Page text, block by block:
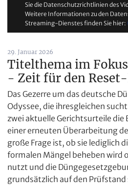
Sie die Datenschutzrichtlinien des
Weitere Informationen zu den
Streaming-Dienstes finden Sie hier:
29. Januar 2026
Titelthema im
- Zeit für den
Das Gezerre um das deutsche
Odyssee, die ihresgleichen
zwei aktuelle Gerichtsurteile die
einer erneuten Überarbeitung
große Frage ist, ob sie lediglich
formalen Mängel beheben wird
nutzt und die
grundsätzlich auf den